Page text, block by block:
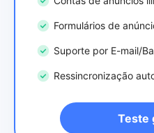
Formulários de
Suporte por E-mail/
Ressincronização
Teste